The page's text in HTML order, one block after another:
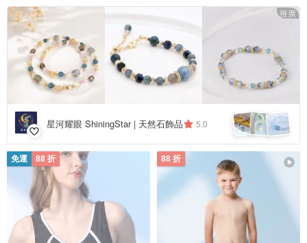
推廣
星河耀眼 ShiningStar | 天然石飾品 5.0
免運 88 折 88 折